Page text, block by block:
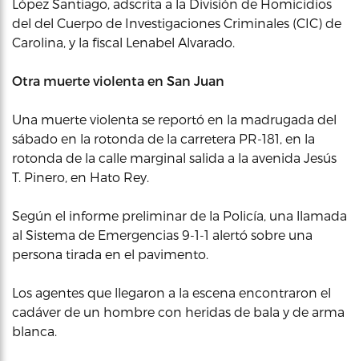
López Santiago, adscrita a la División de Homicidios
del del Cuerpo de Investigaciones Criminales (CIC) de
Carolina, y la fiscal Lenabel Alvarado.
Otra muerte violenta en San Juan
Una muerte violenta se reportó en la madrugada del
sábado en la rotonda de la carretera PR-181, en la
rotonda de la calle marginal salida a la avenida Jesús
T. Pinero, en Hato Rey.
Según el informe preliminar de la Policía, una llamada
al Sistema de Emergencias 9-1-1 alertó sobre una
persona tirada en el pavimento.
Los agentes que llegaron a la escena encontraron el
cadáver de un hombre con heridas de bala y de arma
blanca.